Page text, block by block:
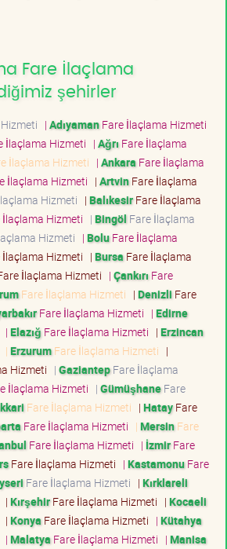
Fare İlaçlama
şehirler
| AdıyamanFare İlaçlama Hizmeti
İlaçlama Hizmeti | Ağrı Fare İlaçlama
İlaçlama Hizmeti | Ankara Fare İlaçlama
İlaçlama Hizmeti | ArtvinFare İlaçlama
Hizmeti | BalıkesirFare İlaçlama
Hizmeti | Bingöl Fare İlaçlama
Hizmeti | BoluFare İlaçlama
Hizmeti | Bursa Fare İlaçlama
İlaçlama Hizmeti | Çankırı Fare
Fare İlaçlama Hizmeti | Denizli Fare
Fare İlaçlama Hizmeti | Edirne
| Elazığ Fare İlaçlama Hizmeti | Erzincan
| ErzurumFare İlaçlama Hizmeti |
Hizmeti | GaziantepFare İlaçlama
İlaçlama Hizmeti | GümüşhaneFare
Fare İlaçlama Hizmeti | HatayFare
Fare İlaçlama Hizmeti | MersinFare
Fare İlaçlama Hizmeti | İzmirFare
Fare İlaçlama Hizmeti | KastamonuFare
Fare İlaçlama Hizmeti | Kırklareli
| KırşehirFare İlaçlama Hizmeti | Kocaeli
| Konya Fare İlaçlama Hizmeti | Kütahya
| Malatya Fare İlaçlama Hizmeti | Manisa